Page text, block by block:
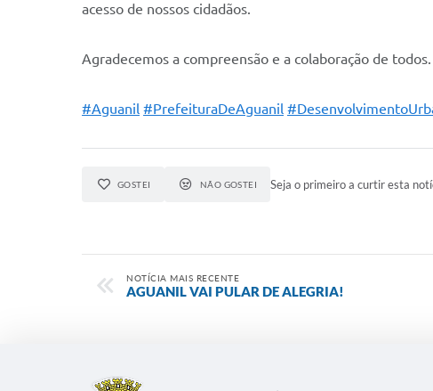
acesso de nossos cidadãos.
Agradecemos a compreensão e a colaboração de
#Aguanil #PrefeituraDeAguanil
GOSTEI NÃO GOSTEI Seja o primeiro a curtir esta
NOTÍCIA MAIS RECENTE
AGUANIL VAI PULAR DE ALEGRIA!